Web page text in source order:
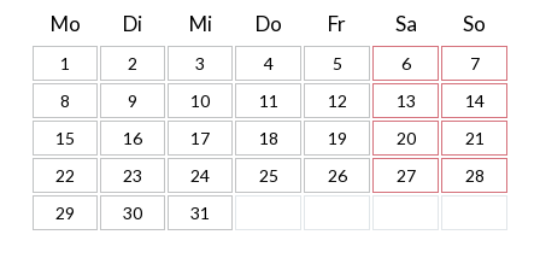
Mo Di Mi Do Fr Sa So
1 2 3 4 5 6
7
8
9 10 11 12 13
14
15
16 17 18 19 20
21
22
23 24 25 26 27
28
29
30 31